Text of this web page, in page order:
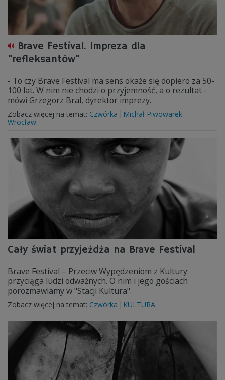
Brave Festival. Impreza dla
"refleksantów"
- To czy Brave Festival ma sens okaże się dopiero za 50-
100 lat. W nim nie chodzi o przyjemność, a o rezultat -
mówi Grzegorz Bral, dyrektor imprezy.
Zobacz więcej na temat: Czwórka
Michał Piwowarek
Wrocław
Cały świat przyjeżdża na Brave Festival
Brave Festival – Przeciw Wypędzeniom z Kultury
przyciąga ludzi odważnych. O nim i jego gościach
porozmawiamy w "Stacji Kultura".
Zobacz więcej na temat: Czwórka KULTURA